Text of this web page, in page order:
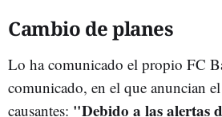
Cambio de planes
Lo ha comunicado el propio FC
comunicado, en el que anuncian
causantes: "Debido a las alertas